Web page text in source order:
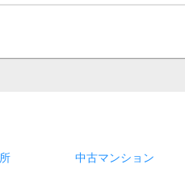
中古マンション